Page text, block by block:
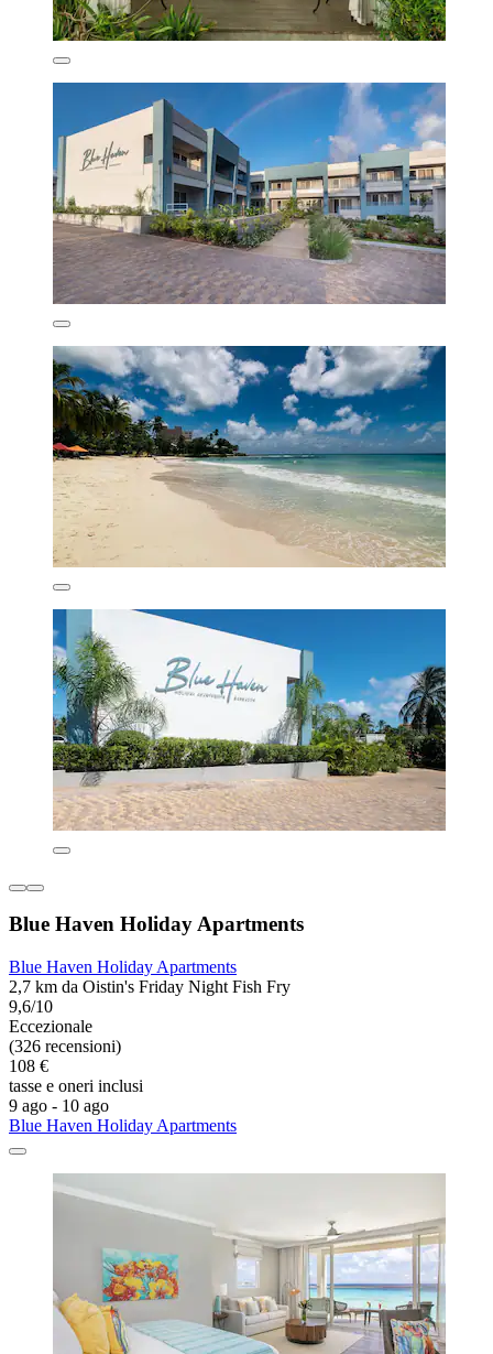
Blue Haven Holiday Apartments
Blue Haven Holiday Apartments
2,7 km da Oistin's Friday Night Fish Fry
9,6/10
Eccezionale
(326 recensioni)
108 €
tasse e oneri inclusi
9 ago - 10 ago
Blue Haven Holiday Apartments